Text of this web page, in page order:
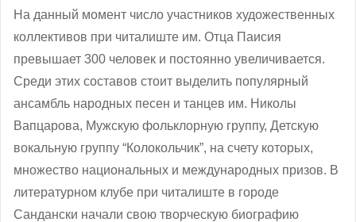
На данный момент число участников художественных
коллективов при читалиште им. Отца Паисия
превышает 300 человек и постоянно увеличивается.
Среди этих составов стоит выделить популярный
ансамбль народных песен и танцев им. Николы
Вапцарова, Мужскую фольклорную группу, Детскую
вокальную группу “Колокольчик”, на счету которых,
множество национальных и международных призов. В
литературном клубе при читалиште в городе
Сандански начали свою творческую биографию